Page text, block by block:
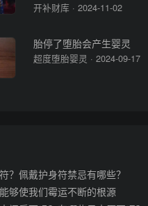
开补财库 · 2024-11-02
胎停了堕胎会产生婴灵
超度堕胎婴灵 · 2024-09-17
？佩戴护身符禁忌有哪些？
够使我们霉运不断的根源